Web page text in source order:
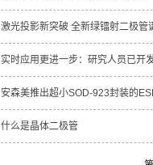
激光投影新突破 全新绿镭射二极管
实时应用更进一步：研究人员已开
安森美推出超小SOD-923封装的
什么是晶体二极管